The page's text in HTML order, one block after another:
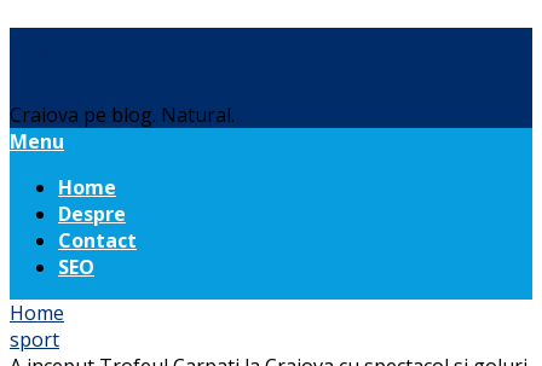
Craiova pe blog. Natural.
Menu
Home
Despre
Contact
SEO
Home
sport